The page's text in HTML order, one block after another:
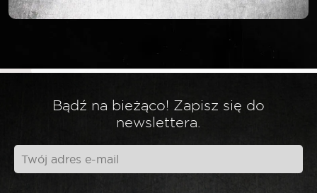
Wymagane pola są oznaczone
*
Twoja opinia*
Bądź na bieżąco! Zapisz się do
newslettera.